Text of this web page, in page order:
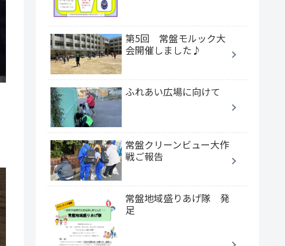
第5回 常盤モルック大
会開催しました♪
ふれあい広場に向けて
常盤クリーンビュー大作
戦ご報告
常盤地域盛りあげ隊 発
足